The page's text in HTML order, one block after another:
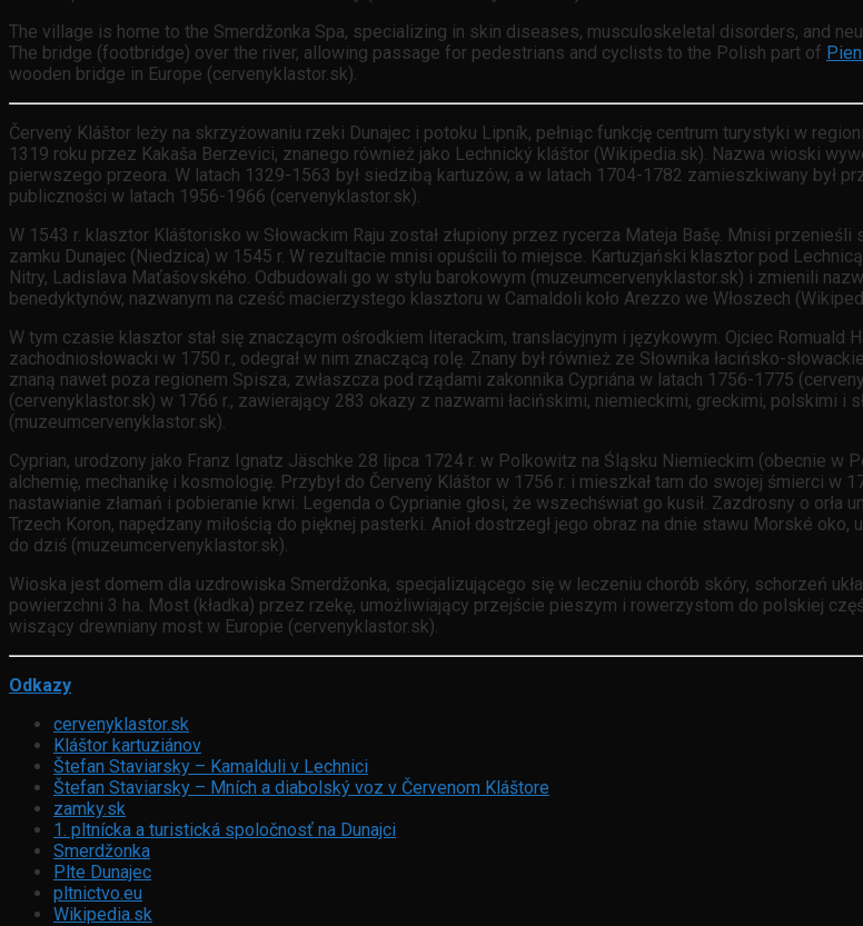
The village is home to the Smerdžonka Spa, specializing in skin diseases, musculoskeletal disorders, and
The bridge (footbridge) over the river, allowing passage for pedestrians and cyclists to the Polish part of
wooden bridge in Europe (cervenyklastor.sk).
Červený Kláštor leży na skrzyżowaniu rzeki Dunajec i potoku Lipník, pełniąc funkcję centrum turystyki w
1319 roku przez Kakaša Berzevici, znanego również jako Lechnický kláštor (Wikipedia.sk). Nazwa wioski
pierwszego przeora. W latach 1329-1563 był siedzibą kartuzów, a w latach 1704-1782 zamieszkiwany był
publiczności w latach 1956-1966 (cervenyklastor.sk).
W 1543 r. klasztor Kláštorisko w Słowackim Raju został złupiony przez rycerza Mateja Bašę. Mnisi
zamku Dunajec (Niedzica) w 1545 r. W rezultacie mnisi opuścili to miejsce. Kartuzjański klasztor pod
Nitry, Ladislava Maťašovského. Odbudowali go w stylu barokowym (muzeumcervenyklastor.sk) i zmienili
benedyktynów, nazwanym na cześć macierzystego klasztoru w Camaldoli koło Arezzo we Włoszech
W tym czasie klasztor stał się znaczącym ośrodkiem literackim, translacyjnym i językowym. Ojciec Romuald
zachodniosłowacki w 1750 r., odegrał w nim znaczącą rolę. Znany był również ze Słownika łacińsko-
znaną nawet poza regionem Spisza, zwłaszcza pod rządami zakonnika Cypriána w latach 1756-1775
(cervenyklastor.sk) w 1766 r., zawierający 283 okazy z nazwami łacińskimi, niemieckimi, greckimi, polskimi i
(muzeumcervenyklastor.sk).
Cyprian, urodzony jako Franz Ignatz Jäschke 28 lipca 1724 r. w Polkowitz na Śląsku Niemieckim (obecnie w
alchemię, mechanikę i kosmologię. Przybył do Červený Kláštor w 1756 r. i mieszkał tam do swojej śmierci w
nastawianie złamań i pobieranie krwi. Legenda o Cyprianie głosi, że wszechświat go kusił. Zazdrosny o
Trzech Koron, napędzany miłością do pięknej pasterki. Anioł dostrzegł jego obraz na dnie stawu Morské
do dziś (muzeumcervenyklastor.sk).
Wioska jest domem dla uzdrowiska Smerdžonka, specjalizującego się w leczeniu chorób skóry, schorzeń
powierzchni 3 ha. Most (kładka) przez rzekę, umożliwiający przejście pieszym i rowerzystom do polskiej
wiszący drewniany most w Europie (cervenyklastor.sk).
Odkazy
cervenyklastor.sk
Kláštor kartuziánov
Štefan Staviarsky – Kamalduli v Lechnici
Štefan Staviarsky – Mních a diabolský voz v Červenom Kláštore
zamky.sk
1. pltnícka a turistická spoločnosť na Dunajci
Smerdžonka
Plte Dunajec
pltnictvo.eu
Wikipedia.sk